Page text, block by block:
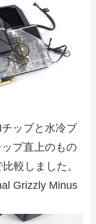
ップと水冷ブ
プ直上のもの
較しました。
Grizzly Minus